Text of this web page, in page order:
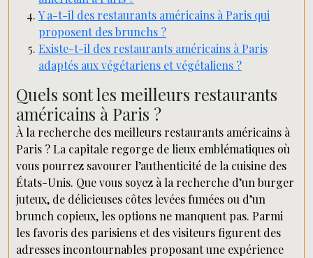
Y a-t-il des restaurants américains à Paris qui
proposent des brunchs ?
Existe-t-il des restaurants américains à Paris
adaptés aux végétariens et végétaliens ?
Quels sont les meilleurs restaurants
américains à Paris ?
À la recherche des meilleurs restaurants américains à
Paris ? La capitale regorge de lieux emblématiques où
vous pourrez savourer l’authenticité de la cuisine des
États-Unis. Que vous soyez à la recherche d’un burger
juteux, de délicieuses côtes levées fumées ou d’un
brunch copieux, les options ne manquent pas. Parmi
les favoris des parisiens et des visiteurs figurent des
adresses incontournables proposant une expérience